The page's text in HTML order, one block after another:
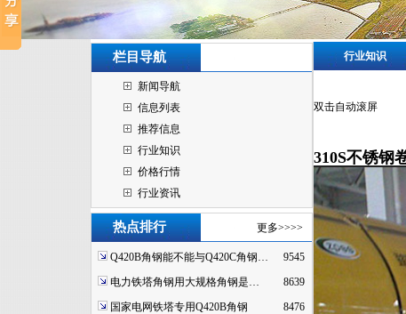
栏目导航
新闻导航
信息列表
推荐信息
行业知识
价格行情
行业资讯
热点排行 更多>>>>
Q420B角钢能不能与Q420C角钢…
9545
电力铁塔角钢用大规格角钢是…
8639
国家电网铁塔专用Q420B角钢
8476
行业知识
双击自动滚屏
310S不锈钢